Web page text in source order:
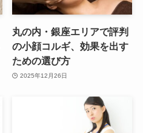
丸の内・銀座エリアで評判
の小顔コルギ、効果を出す
ための選び方
2025年12月26日